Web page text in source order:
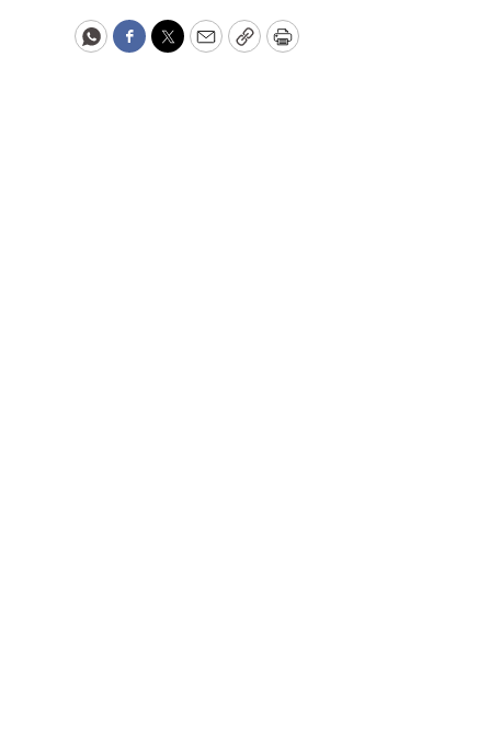
WhatsApp
Facebook
Twitter
EmailCopyPrint